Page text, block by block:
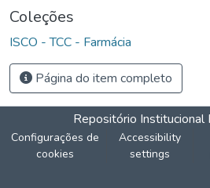
Coleções
ISCO - TCC - Farmácia
Página do item completo
Repositório Institucional
Configurações de
cookies
Accessibility
settings